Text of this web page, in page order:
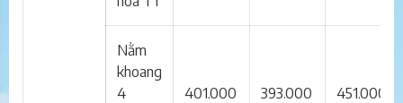
Nằm
khoang
4
401.000 393.000 451.000